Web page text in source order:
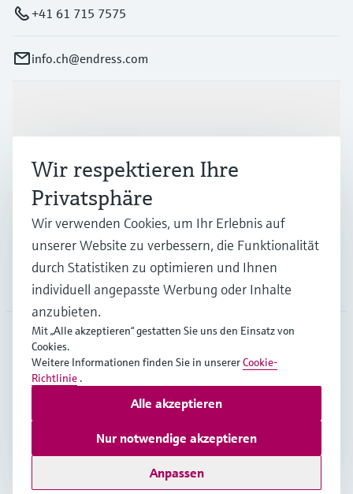
+41 61 715 7575
info.ch@endress.com
Branchen
Support
Unternehmen
CHE•Deutsch
Copyright © Endress+Hauser Group Services AG
NutzungsbedingungenDatenschutz
Rechtliches & AGB
Wir respektieren Ihre
Privatsphäre
Wir verwenden Cookies, um Ihr Erlebnis auf
unserer Website zu verbessern, die Funktionalität
durch Statistiken zu optimieren und Ihnen
individuell angepasste Werbung oder Inhalte
anzubieten.
Mit „Alle akzeptieren“ gestatten Sie uns den Einsatz von
Cookies.
Weitere Informationen finden Sie in unsererCookie-
Richtlinie .
Anpassen
Nur notwendige akzeptieren
Alle akzeptieren